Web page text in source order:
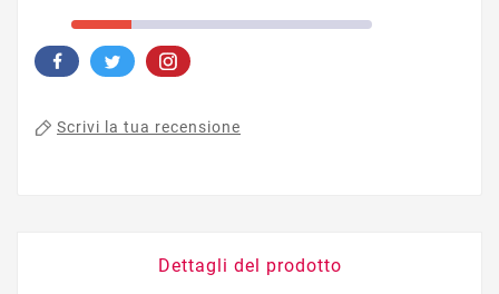
Scrivi la tua recensione
Dettagli del prodotto